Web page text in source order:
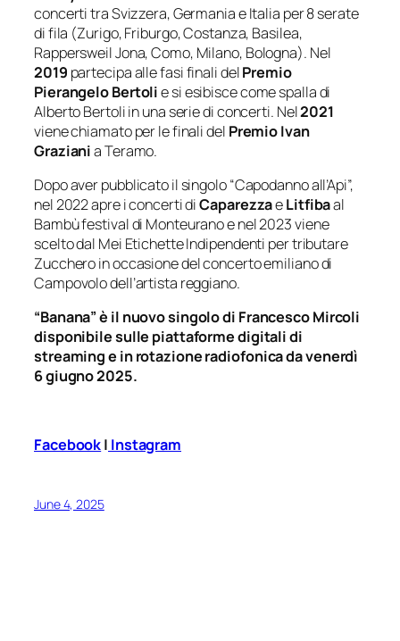
concerti tra Svizzera, Germania e Italia per 8 serate
di fila (Zurigo, Friburgo, Costanza, Basilea,
Rappersweil Jona, Como, Milano, Bologna). Nel
2019 partecipa alle fasi finali delPremio
Pierangelo Bertolie si esibisce come spalla di
Alberto Bertoli in una serie di concerti. Nel2021
viene chiamato per le finali del Premio Ivan
Graziania Teramo.
Dopo aver pubblicato il singolo “Capodanno all’Api”,
nel 2022 apre i concerti diCaparezzaeLitfibaal
Bambù festival di Monteurano e nel 2023 viene
scelto dal Mei Etichette Indipendenti per tributare
Zucchero in occasione del concerto emiliano di
Campovolo dell’artista reggiano.
“Banana” è il nuovo singolo di Francesco Mircoli
disponibile sulle piattaforme digitali di
streaming e in rotazione radiofonica da venerdì
6 giugno 2025.
Facebook| Instagram
June 4, 2025